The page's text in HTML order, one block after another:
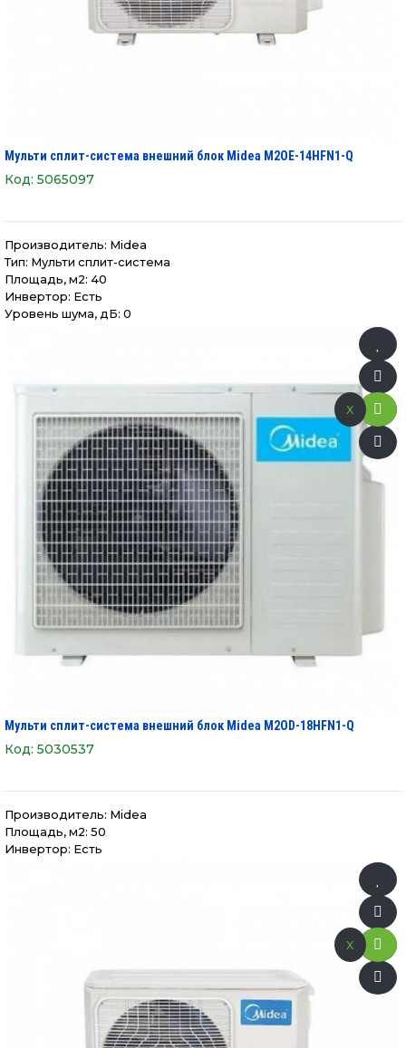
Мульти сплит-система внешний блок Midea M2OE-14HFN1-Q
Код: 5065097
Производитель: Midea
Тип: Мульти сплит-система
Площадь, м2: 40
Инвертор: Есть
Уровень шума, дБ: 0
Мульти сплит-система внешний блок Midea M2OD-18HFN1-Q
Код: 5030537
x
Производитель: Midea
Площадь, м2: 50
Инвертор: Есть
x